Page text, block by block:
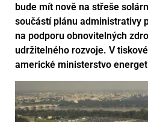
bude mít nově na střeše
součástí plánu administrativy
na podporu obnovitelných
udržitelného rozvoje. V
americké ministerstvo